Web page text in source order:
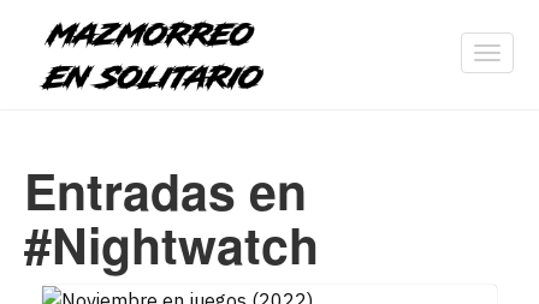
Entradas en
#Nightwatch